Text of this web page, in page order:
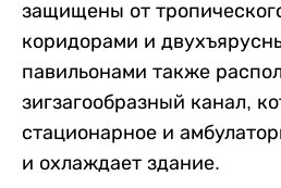
защищены от
коридорами и
павильонами также
зигзагообразный канал,
стационарное и
и охлаждает здание.